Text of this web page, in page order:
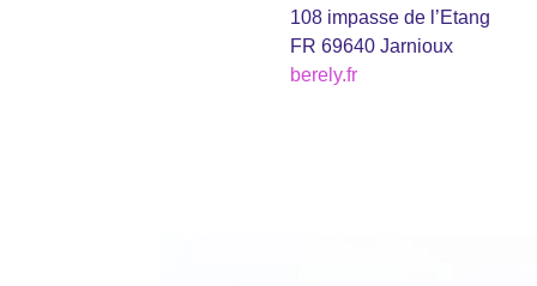
108 impasse de l’Etang
FR 69640 Jarnioux
berely.fr